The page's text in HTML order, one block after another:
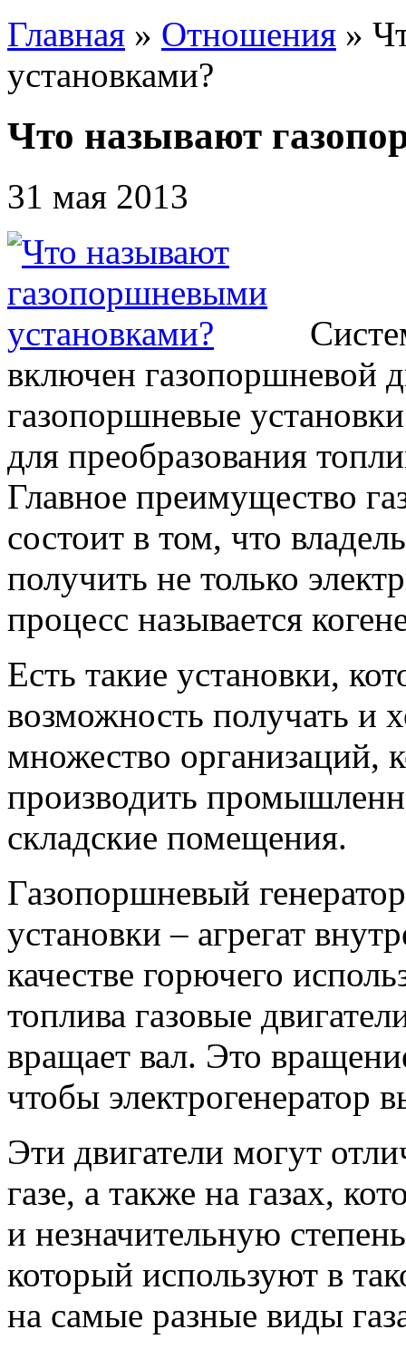
Главная » Отношения »
установками?
Что называют
31 мая 2013
включен газопоршневой
газопоршневые
для преобразования
Главное преимущество
состоит в том, что
получить не только
процесс называется
Есть такие установки,
возможность получать и
множество организаций,
производить
складские помещения.
Газопоршневый
установки – агрегат
качестве горючего
топлива газовые
вращает вал. Это
чтобы электрогенератор
Эти двигатели могут
газе, а также на газах,
и незначительную
который используют в
на самые разные виды